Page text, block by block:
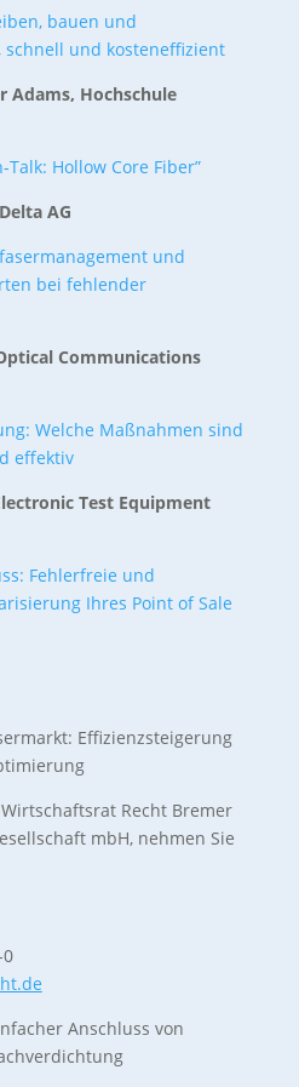
bauen und
und kosteneffizient
Adams, Hochschule
Talk: Hollow Core Fiber”
AG
und
bei fehlender
Communications
Welche Maßnahmen sind
effektiv
Test Equipment
Fehlerfreie und
Ihres Point of Sale
Effizienzsteigerung
Recht Bremer
mbH, nehmen Sie
Anschluss von